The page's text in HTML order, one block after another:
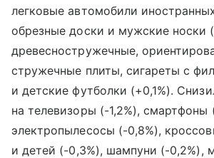
легковые автомобили
обрезные доски и мужские носки
древесностружечные,
стружечные плиты, сигареты с
и детские футболки (+0,1%).
на телевизоры (-1,2%), смартфоны
электропылесосы (-0,8%),
и детей (-0,3%), шампуни (-0,2%),